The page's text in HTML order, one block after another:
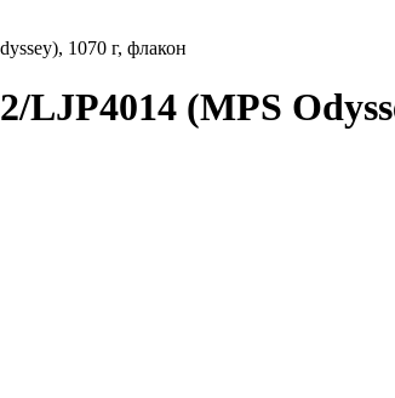
1070 г, флакон
(MPS